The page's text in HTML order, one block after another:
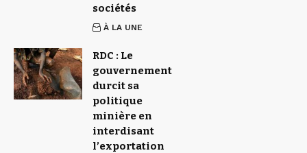
sociétés
À LA UNE
RDC : Le
gouvernement
durcit sa
politique
minière en
interdisant
l’exportation